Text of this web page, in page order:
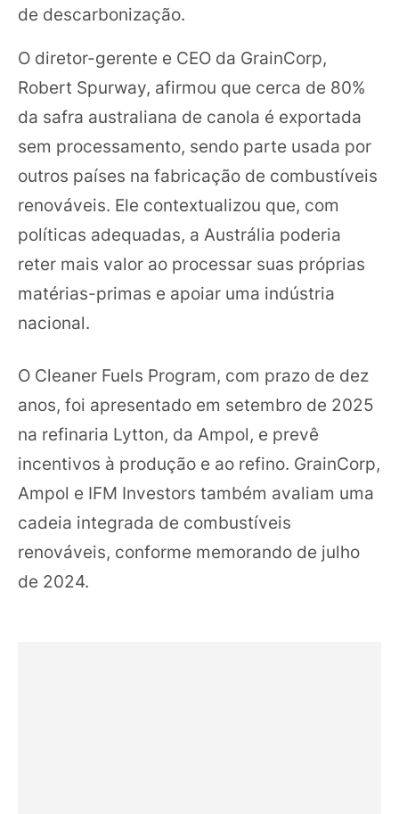
de descarbonização.
O diretor-gerente e CEO da GrainCorp,
Robert Spurway, afirmou que cerca de 80%
da safra australiana de canola é exportada
sem processamento, sendo parte usada por
outros países na fabricação de combustíveis
renováveis. Ele contextualizou que, com
políticas adequadas, a Austrália poderia
reter mais valor ao processar suas próprias
matérias-primas e apoiar uma indústria
nacional.
O Cleaner Fuels Program, com prazo de dez
anos, foi apresentado em setembro de 2025
na refinaria Lytton, da Ampol, e prevê
incentivos à produção e ao refino. GrainCorp,
Ampol e IFM Investors também avaliam uma
cadeia integrada de combustíveis
renováveis, conforme memorando de julho
de 2024.